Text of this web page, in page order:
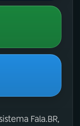
Fala.BR,